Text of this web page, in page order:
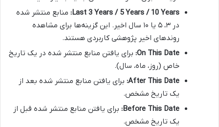
Last 3 Years / 5 Years / 10 Years: منابع منتشر شده
در ۳، ۵ یا ۱۰ سال اخیر. این گزینه‌ها برای مشاهده
روندهای اخیر پژوهشی کاربردی هستند.
On This Date: برای یافتن منابع منتشر شده در یک تاریخ
خاص (روز، ماه، سال).
After This Date: برای یافتن منابع منتشر شده بعد از
یک تاریخ مشخص.
Before This Date: برای یافتن منابع منتشر شده قبل از
یک تاریخ مشخص.